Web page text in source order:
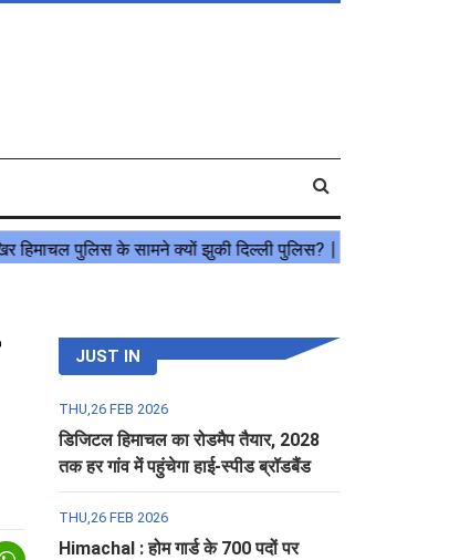
JUST IN
THU,26 FEB 2026
डिजिटल हिमाचल का रोडमैप तैयार, 2028
तक हर गांव में पहुंचेगा हाई-स्पीड ब्रॉडबैंड
THU,26 FEB 2026
Himachal : होम गार्ड के 700 पदों पर